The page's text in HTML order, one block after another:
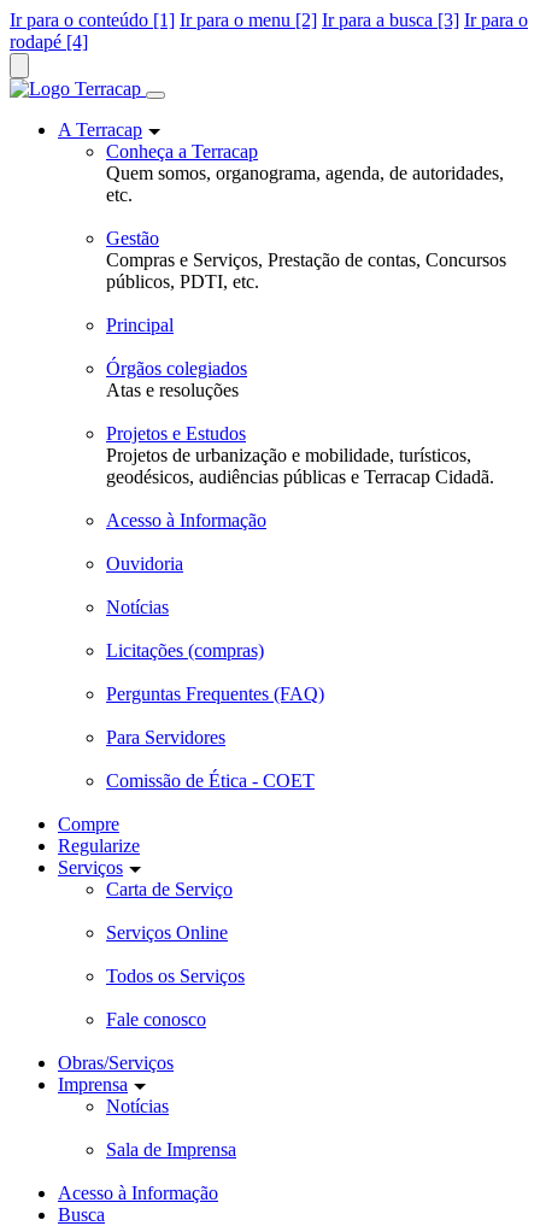
Ir para o conteúdo [1] Ir para o menu [2] Ir para a busca [3] Ir para o
rodapé [4]
A Terracap
Conheça a Terracap
Quem somos, organograma, agenda, de autoridades,
etc.
Gestão
Compras e Serviços, Prestação de contas, Concursos
públicos, PDTI, etc.
Principal
Órgãos colegiados
Atas e resoluções
Projetos e Estudos
Projetos de urbanização e mobilidade, turísticos,
geodésicos, audiências públicas e Terracap Cidadã.
Acesso à Informação
Ouvidoria
Notícias
Licitações (compras)
Perguntas Frequentes (FAQ)
Para Servidores
Comissão de Ética - COET
Compre
Regularize
Serviços
Carta de Serviço
Serviços Online
Todos os Serviços
Fale conosco
Obras/Serviços
Imprensa
Notícias
Sala de Imprensa
Acesso à Informação
Busca